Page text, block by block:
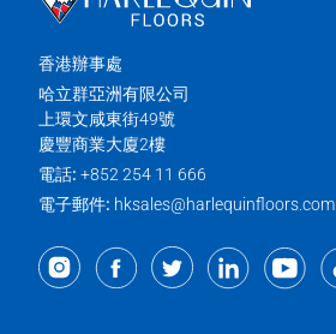
香港辦事處
哈立群亞洲有限公司
上環文咸東街49號
慶豐商業大廈2樓
電話: +852 254 11 666
電子郵件: hksales@harlequinfloors.com